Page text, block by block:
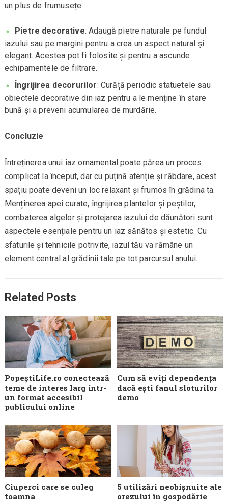
un plus de frumusețe.
Pietre decorative: Adaugă pietre naturale pe fundul
iazului sau pe margini pentru a crea un aspect natural și
elegant. Acestea pot fi folosite și pentru a ascunde
echipamentele de filtrare.
Îngrijirea decorurilor: Curăță periodic statuetele sau
obiectele decorative din iaz pentru a le menține în stare
bună și a preveni acumularea de murdărie.
Concluzie
Întreținerea unui iaz ornamental poate părea un proces
complicat la început, dar cu puțină atenție și răbdare, acest
spațiu poate deveni un loc relaxant și frumos în grădina ta.
Menținerea apei curate, îngrijirea plantelor și peștilor,
combaterea algelor și protejarea iazului de dăunători sunt
aspectele esențiale pentru un iaz sănătos și estetic. Cu
sfaturile și tehnicile potrivite, iazul tău va rămâne un
element central al grădinii tale pe tot parcursul anului.
Related Posts
PopeștiLife.ro conectează
teme de interes larg într-
un format accesibil
publicului online
Cum să eviți dependența
dacă ești fanul sloturilor
demo
Ciuperci care se culeg
toamna
5 utilizări neobișnuite ale
orezului în gospodărie